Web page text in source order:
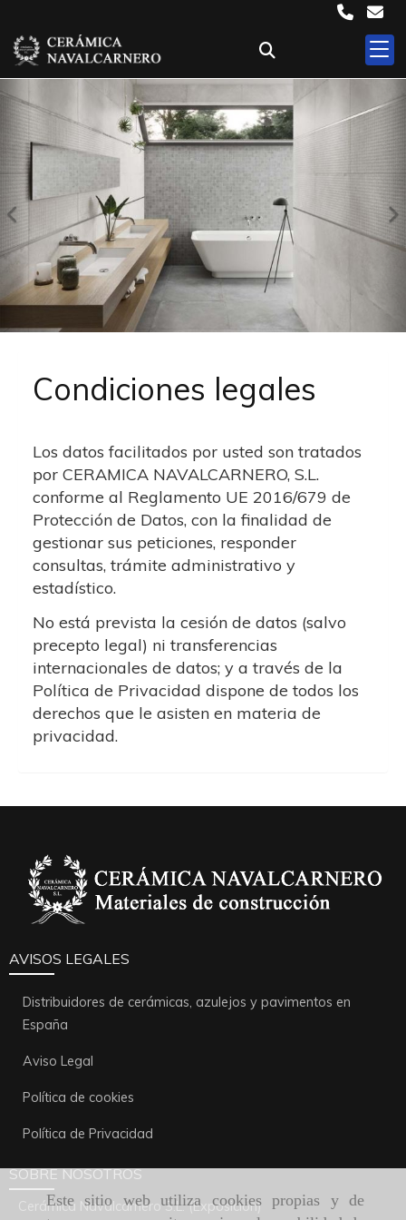
Este sitio web utiliza cookies propias y de
Condiciones legales
Los datos facilitados por usted son tratados
por CERAMICA NAVALCARNERO, S.L.
conforme al Reglamento UE 2016/679 de
Protección de Datos, con la finalidad de
gestionar sus peticiones, responder
consultas, trámite administrativo y
estadístico.
No está prevista la cesión de datos (salvo
precepto legal) ni transferencias
internacionales de datos; y a través de la
Política de Privacidad dispone de todos los
derechos que le asisten en materia de
privacidad.
AVISOS LEGALES
Distribuidores de cerámicas, azulejos y pavimentos en
España
Aviso Legal
Política de cookies
Política de Privacidad
SOBRE NOSOTROS
Cerámica Navalcarnero S.L. (Exposición)